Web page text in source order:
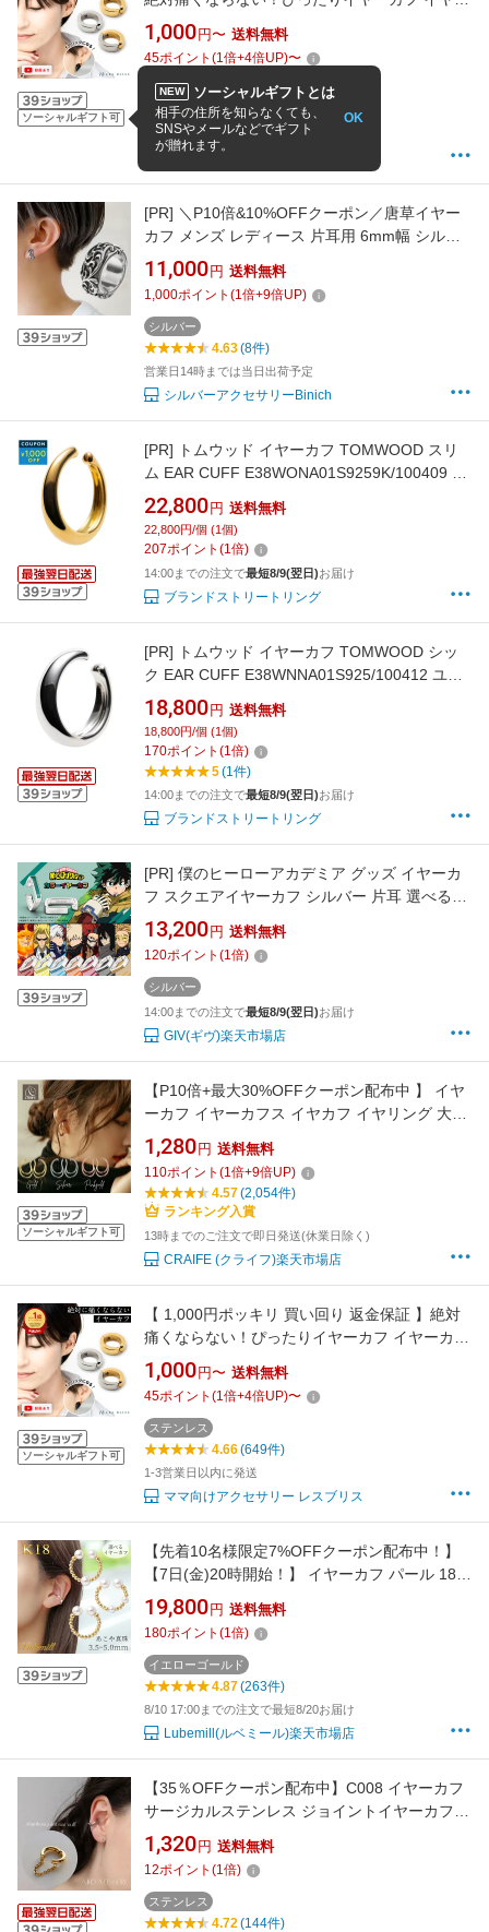
ソーシャルギフト可
カフ イヤカフ 無段階調整 ピアス見えイヤリン
グ 金属アレルギー 金アレ ゴールド シルバー コ
ンビカラー 片耳用 フープ ソーシャルギフト 大
人 【永久保証】
1,000 円〜 送料無料
45ポイント (1倍+4倍UP)〜
ステンレス
4.66(649件)
1-3営業日以内に発送
[PR] ＼P10倍&10%OFFクーポン／唐草イヤー
カフ メンズ レディース 片耳用 6mm幅 シルバ
ー925 アラベスク フェイクピアス ピアス穴不
要 ノンホール バネ式 スプリング イヤークリッ
プ 幅広 ギフト 耳元アクセサリー 男性用 きれい
め カジュアル bae-3508
11,000 円 送料無料
1,000ポイント (1倍+9倍UP)
シルバー
4.63(8件)
営業日14時までは当日出荷予定
シルバーアクセサリーBinich
[PR]
トムウッド イヤーカフ TOMWOOD スリ
ム EAR CUFF E38WONA01S9259K/100409 ユ
ニセックス【1万円以上で1,000円OFF★最大
5,000円OFFクーポン配布中】
22,800 円 送料無料
22,800円/個 (1個)
207ポイント (1倍)
14:00までの注文で最短8/9(翌日)お届け
ブランドストリートリング
[PR]
トムウッド イヤーカフ TOMWOOD シッ
ク EAR CUFF E38WNNA01S925/100412 ユニ
セックス【1万円以上で1,000円OFF★最大
5,000円OFFクーポン配布中】
18,800 円 送料無料
18,800円/個 (1個)
170ポイント (1倍)
5(1件)
14:00までの注文で最短8/9(翌日)お届け
ブランドストリートリング
[PR] 僕のヒーローアカデミア グッズ イヤーカ
フ スクエアイヤーカフ シルバー 片耳 選べるキ
ャラクター ユニセックス 男女兼用 公式 僕のヒ
ーローアカデミア アクセサリー 人気 ブランド
プレゼント ギフト ユートレジャー U-
TREASURE
13,200 円 送料無料
120ポイント (1倍)
シルバー
14:00までの注文で最短8/9(翌日)お届け
GIV(ギヴ)楽天市場店
ソーシャルギフト可
【P10倍+最大30%OFFクーポン配布中 】 イヤ
ーカフ イヤーカフス イヤカフ イヤリング 大ぶ
り 2点セット 金属アレルギー対応 18K ダブル
ライン 大人 かわいい ジュエリー ゴールド シル
バー ピンクゴールド 左右セット 送料無料 プチ
プライス高見え CRAIFE
1,280 円 送料無料
110ポイント (1倍+9倍UP)
4.57(2,054件)
ランキング入賞
13時までのご注文で即日発送(休業日除く)
CRAIFE (クライフ)楽天市場店
ソーシャルギフト可
【 1,000円ポッキリ 買い回り 返金保証 】絶対
痛くならない！ぴったりイヤーカフ イヤーカフ
イヤカフ 無段階調整 ピアス見えイヤリング 金
属アレルギー 金アレ ゴールド シルバー コンビ
カラー 片耳用 フープ ソーシャルギフト 大人
【永久保証】
1,000 円〜 送料無料
45ポイント (1倍+4倍UP)〜
ステンレス
4.66(649件)
1-3営業日以内に発送
ママ向けアクセサリー レスブリス
【先着10名様限定7%OFFクーポン配布中！】
【7日(金)20時開始！】 イヤーカフ パール 18
金 18k レディース リング あこや真珠 本真珠 痛
くない 落ちない イヤリング イヤーカフス 18金
k18 ノンホール シンプル 女性 入学式 ギフト お
しゃれ カジュアル
19,800 円 送料無料
180ポイント (1倍)
イエローゴールド
4.87(263件)
8/10 17:00までの注文で最短8/20お届け
Lubemill(ルベミール)楽天市場店
【35％OFFクーポン配布中】C008 イヤーカフ
サージカルステンレス ジョイントイヤーカフ
金属アレルギー対応 チェーン ゴールド シルバ
ー 調節可能 シンプル おしゃれ イヤカフ イヤー
カフス ギフト プレゼント レディース メンズラ
イク accessory 6wy 6ef
1,320 円 送料無料
12ポイント (1倍)
ステンレス
4.72(144件)
NEW ソーシャルギフトとは
相手の住所を知らなくても、
SNSやメールなどでギフト
が贈れます。
OK